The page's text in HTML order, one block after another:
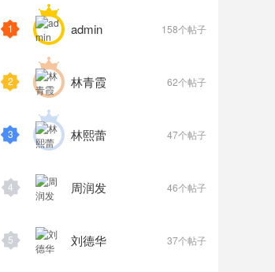
1 admin 158个帖子
2 林青霞 62个帖子
3 林熙蕾 47个帖子
4 周润发 46个帖子
5 刘德华 37个帖子